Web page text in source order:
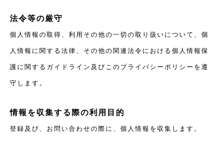
法令等の厳守
個人情報の取得、利用その他の一切の取り扱いについて、個
人情報に関する法律、その他の関連法令における個人情報保
護に関するガイドライン及びこのプライバシーポリシーを遵
守します。
情報を収集する際の利用目的
登録及び、お問い合わせの際に、個人情報を収集します。